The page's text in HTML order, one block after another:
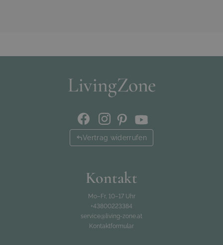
Vertrag widerrufen
Kontakt
Mo–Fr, 10–17 Uhr
+43800223384
service@living-zone.at
Kontaktformular